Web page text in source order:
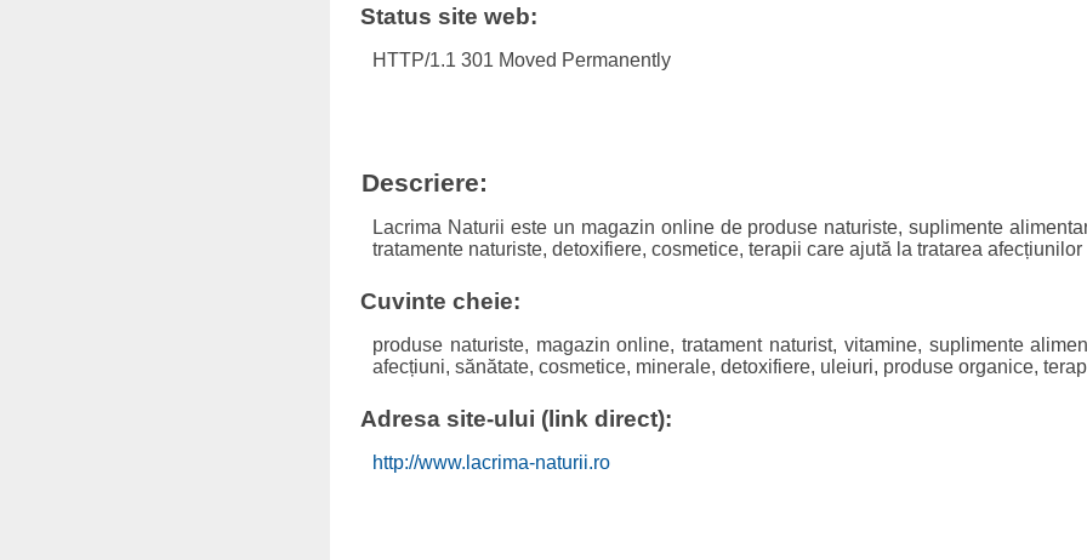
Status site web:
HTTP/1.1 301 Moved Permanently
Descriere:
Lacrima Naturii este un magazin online de produse naturiste, suplimente
tratamente naturiste, detoxifiere, cosmetice, terapii care ajută la tratarea afecțiunilor
Cuvinte cheie:
produse naturiste, magazin online, tratament naturist, vitamine, suplimente
afecțiuni, sănătate, cosmetice, minerale, detoxifiere, uleiuri, produse organice,
Adresa site-ului (link direct):
http://www.lacrima-naturii.ro